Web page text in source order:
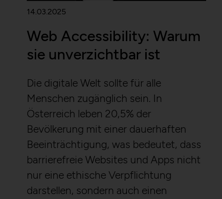
14.03.2025
Web Accessibility: Warum
sie unverzichtbar ist
Die digitale Welt sollte für alle
Menschen zugänglich sein. In
Österreich leben 20,5% der
Bevölkerung mit einer dauerhaften
Beeinträchtigung, was bedeutet, dass
barrierefreie Websites und Apps nicht
nur eine ethische Verpflichtung
darstellen, sondern auch einen